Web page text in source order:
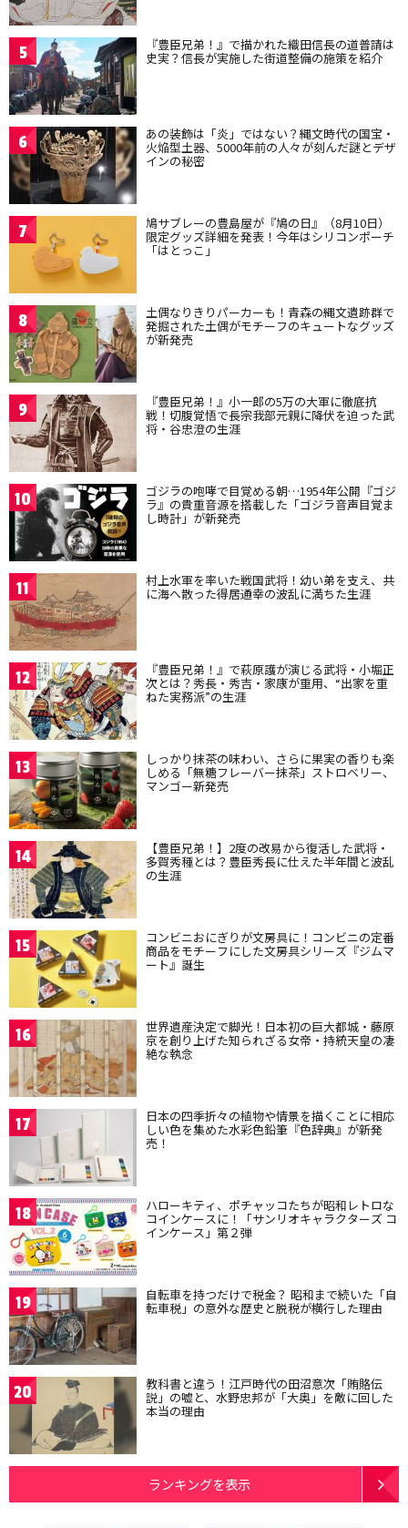
5 『豊臣兄弟！』で描かれた織田信長の道普請は
史実？信長が実施した街道整備の施策を紹介
6 あの装飾は「炎」ではない？縄文時代の国宝・
火焔型土器、5000年前の人々が刻んだ謎とデザ
インの秘密
7 鳩サブレーの豊島屋が『鳩の日』（8月10日）
限定グッズ詳細を発表！今年はシリコンポーチ
「はとっこ」
8 土偶なりきりパーカーも！青森の縄文遺跡群で
発掘された土偶がモチーフのキュートなグッズ
が新発売
9 『豊臣兄弟！』小一郎の5万の大軍に徹底抗
戦！切腹覚悟で長宗我部元親に降伏を迫った武
将・谷忠澄の生涯
10 ゴジラの咆哮で目覚める朝…1954年公開『ゴジ
ラ』の貴重音源を搭載した「ゴジラ音声目覚ま
し時計」が新発売
11 村上水軍を率いた戦国武将！幼い弟を支え、共
に海へ散った得居通幸の波乱に満ちた生涯
12 『豊臣兄弟！』で萩原護が演じる武将・小堀正
次とは？秀長・秀吉・家康が重用、“出家を重
ねた実務派”の生涯
13 しっかり抹茶の味わい、さらに果実の香りも楽
しめる「無糖フレーバー抹茶」ストロベリー、
マンゴー新発売
14 【豊臣兄弟！】2度の改易から復活した武将・
多賀秀種とは？豊臣秀長に仕えた半年間と波乱
の生涯
15 コンビニおにぎりが文房具に！コンビニの定番
商品をモチーフにした文房具シリーズ『ジムマ
ート』誕生
16 世界遺産決定で脚光！日本初の巨大都城・藤原
京を創り上げた知られざる女帝・持統天皇の凄
絶な執念
17 日本の四季折々の植物や情景を描くことに相応
しい色を集めた水彩色鉛筆『色辞典』が新発
売！
18 ハローキティ、ポチャッコたちが昭和レトロな
コインケースに！「サンリオキャラクターズ コ
インケース」第２弾
19 自転車を持つだけで税金？ 昭和まで続いた「自
転車税」の意外な歴史と脱税が横行した理由
20 教科書と違う！江戸時代の田沼意次「賄賂伝
説」の嘘と、水野忠邦が「大奥」を敵に回した
本当の理由
ランキングを表示